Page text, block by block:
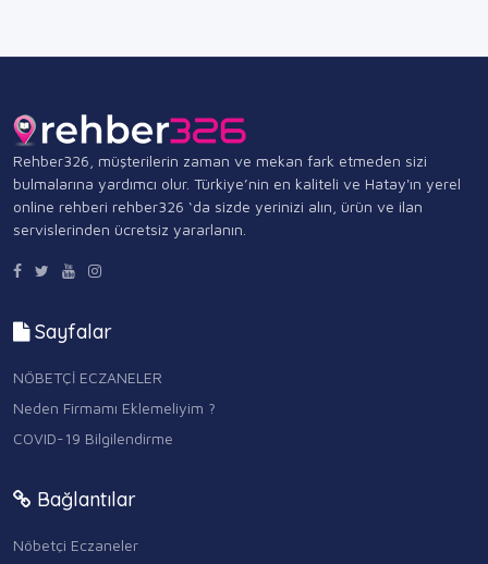
Rehber326, müşterilerin zaman ve mekan fark etmeden sizi
bulmalarına yardımcı olur. Türkiye’nin en kaliteli ve Hatay'ın yerel
online rehberi rehber326 ‘da sizde yerinizi alın, ürün ve ilan
servislerinden ücretsiz yararlanın.
Sayfalar
NÖBETÇİ ECZANELER
Neden Firmamı Eklemeliyim ?
COVID-19 Bilgilendirme
Bağlantılar
Nöbetçi Eczaneler